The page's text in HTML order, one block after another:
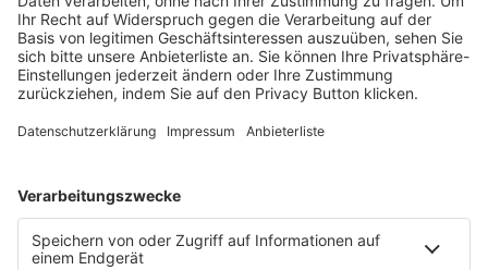
Mainzer Landstr. 251
60326 Frankfurt am Main
E-Mail:info@ruw.de
Web:https://www.ruw.de
AGB
Datenschutzerklärung
Genderhinweis